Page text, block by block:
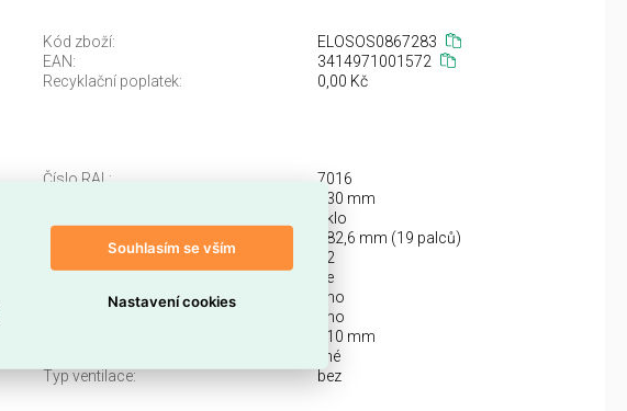
Kód zboží:
ELOSOS0867283
EAN:
3414971001572
Recyklační poplatek:
0,00 Kč
Číslo RAL:
7016
630 mm
sklo
482,6 mm (19 palců)
Počet výškových jednotek (U):
42
ne
S prosklenými dveřmi:
ano
ano
810 mm
jiné
Typ ventilace:
bez
Souhlasím se vším
Nastavení cookies